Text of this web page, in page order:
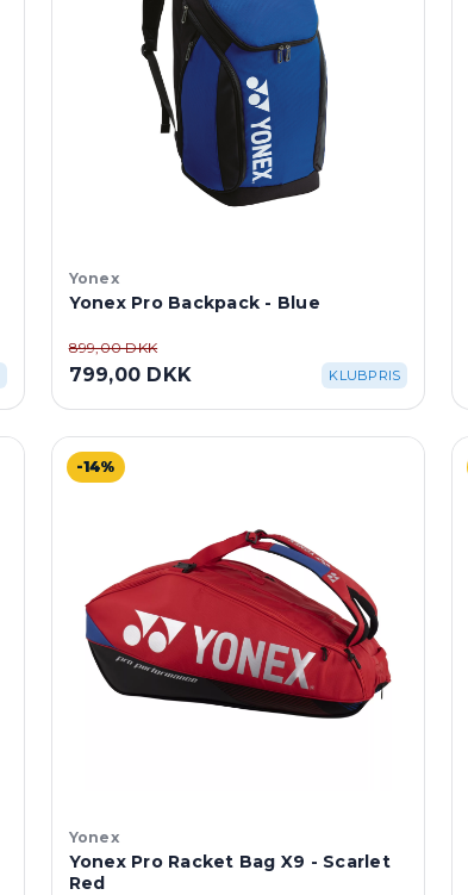
Yonex
Yonex Pro Backpack - Blue
899,00 DKK
799,00 DKK KLUBPRIS
-14%
Yonex
Yonex Pro Racket Bag X9 - Scarlet
Red